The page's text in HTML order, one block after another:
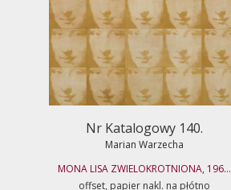
Nr Katalogowy 140.
Marian Warzecha
MONA LISA ZWIELOKROTNIONA, 196...
offset, papier nakl. na płótno